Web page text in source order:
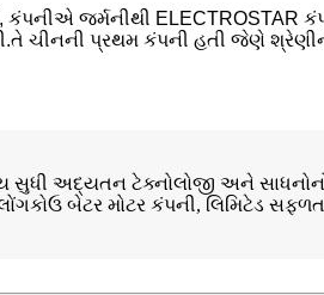
કંપનીએ જર્મનીથી
ચીનની પ્રથમ કંપની હતી જેણે શ્રેણીની
સુધી અદ્યતન ટેક્નોલોજી અને
બેટર મોટર કંપની, લિમિટેડ